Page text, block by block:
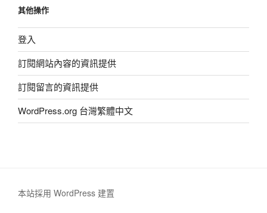
其他操作
登入
訂閱網站內容的資訊提供
訂閱留言的資訊提供
WordPress.org 台灣繁體中文
本站採用 WordPress 建置